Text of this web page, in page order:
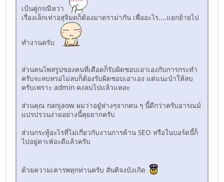
เป้นคู่กรณีหว่า
เรื่องเล็กเท่าอสุจิมดก็ต้องมาดราม่ากัน เพื่ออะไร....แยกย้ายไป
ทำงานครับ
ส่วนคนโพสรูปของคนที่เดือดก็รับผิดชอบเอาเองกับการกระทำ
ครับจะลบหรอไม่ลบก็ต้องรับผิดชอบเอาเอง แต่แนะนำให้ลบ
ครับเพราะ admin คงลบไปแล้วแหละ
ส่วนคุณ nanjaow ผมว่าอยู๋ห่างๆจากคน ๆ นี้ดีกว่าครับอารณม์
แปรปรวนง่ายอย่างนี้คุยยากครับ
ส่วนกระทู้อะไรที่ไม่เกี่ยวกับงานการด้าน SEO หรือในบอร์ดนี้ก็
ไปอยู่คาเฟ่อะดีแล้วครับ
ด้วยความเคารพทุกท่านครับ สันติจงบังเกิด